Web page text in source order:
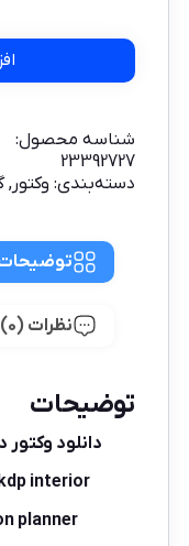
شناسه محصول:
23392727
دسته‌بندی: وکتور,
نظرات (0)
توضیحات
دانلود
interior
planner